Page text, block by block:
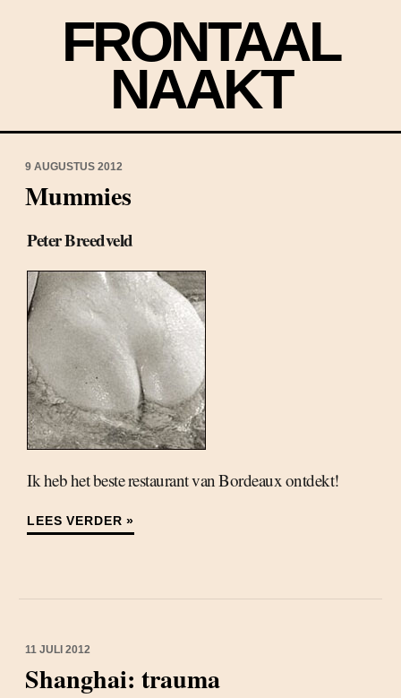
FRONTAAL
NAAKT
9 AUGUSTUS 2012
Mummies
Peter Breedveld
Ik heb het beste restaurant van Bordeaux ontdekt!
LEES VERDER »
11 JULI 2012
Shanghai: trauma